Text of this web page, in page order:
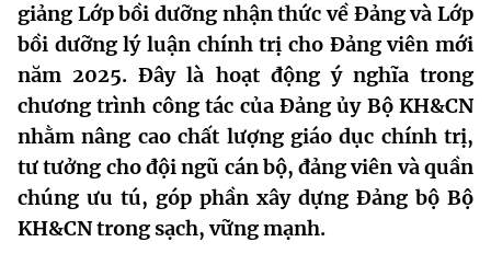
Lịch sử phát triển
Sở Khoa học và Công nghệ
Đổi mới sáng tạo
Chuyển đổi số
Bưu chính, Viễn thông
Sở hữu trí tuệ
Hệ thống văn bản
Văn bản QPPL
Văn bản chỉ đạo điều hành
Lấy ý kiến người dân về dự thảo VBQPPL
MST IOFFICE
THỐNG KÊ
Khoa học và Công nghệ
Đổi mới sáng tạo
Multimedia
THƯ ĐIỆN TỬ
giảng Lớp bồi dưỡng nhận thức về Đảng và Lớp
bồi dưỡng lý luận chính trị cho Đảng viên mới
năm 2025. Đây là hoạt động ý nghĩa trong
chương trình công tác của Đảng ủy Bộ KH&CN
nhằm nâng cao chất lượng giáo dục chính trị,
tư tưởng cho đội ngũ cán bộ, đảng viên và quần
chúng ưu tú, góp phần xây dựng Đảng bộ Bộ
KH&CN trong sạch, vững mạnh.